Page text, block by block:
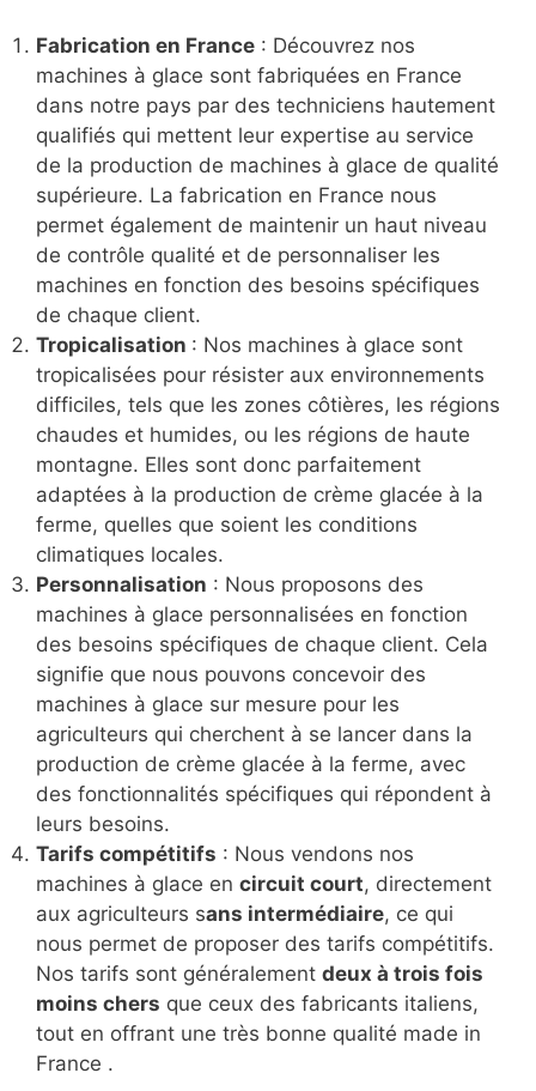
Fabrication en France : Découvrez nos
machines à glace sont fabriquées en France
dans notre pays par des techniciens hautement
qualifiés qui mettent leur expertise au service
de la production de machines à glace de qualité
supérieure. La fabrication en France nous
permet également de maintenir un haut niveau
de contrôle qualité et de personnaliser les
machines en fonction des besoins spécifiques
de chaque client.
Tropicalisation : Nos machines à glace sont
tropicalisées pour résister aux environnements
difficiles, tels que les zones côtières, les régions
chaudes et humides, ou les régions de haute
montagne. Elles sont donc parfaitement
adaptées à la production de crème glacée à la
ferme, quelles que soient les conditions
climatiques locales.
Personnalisation : Nous proposons des
machines à glace personnalisées en fonction
des besoins spécifiques de chaque client. Cela
signifie que nous pouvons concevoir des
machines à glace sur mesure pour les
agriculteurs qui cherchent à se lancer dans la
production de crème glacée à la ferme, avec
des fonctionnalités spécifiques qui répondent à
leurs besoins.
Tarifs compétitifs : Nous vendons nos
machines à glace en circuit court, directement
aux agriculteurs sans intermédiaire, ce qui
nous permet de proposer des tarifs compétitifs.
Nos tarifs sont généralement deux à trois fois
moins chers que ceux des fabricants italiens,
tout en offrant une très bonne qualité made in
France .